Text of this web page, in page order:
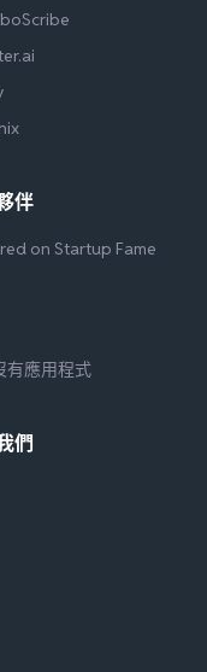
伴
on Startup Fame
有應用程式
們